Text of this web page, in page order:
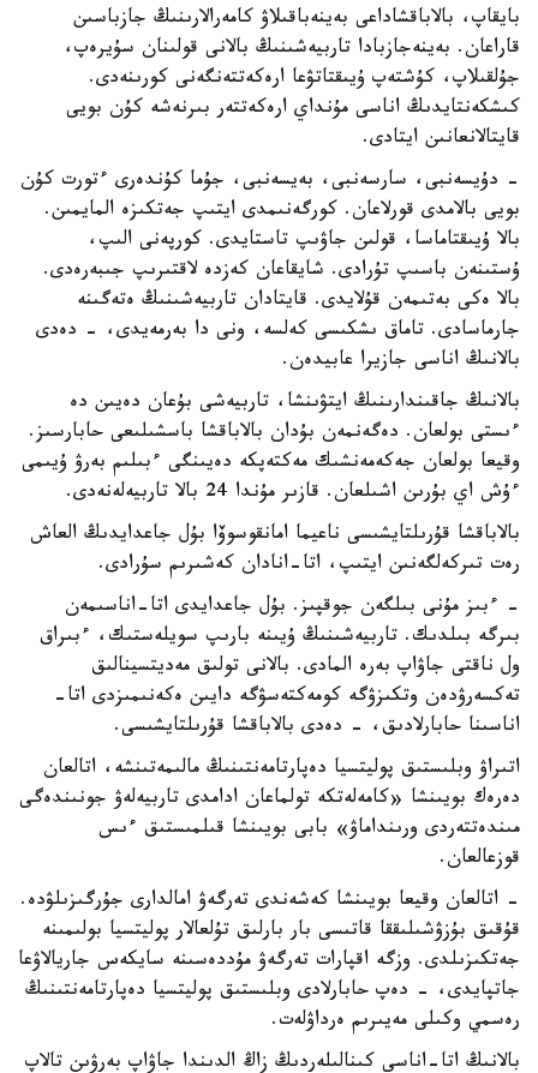
بايقاپ، بالاباقشاداعى بەينەباقىلاۋ كامەرالارىنىڭ جازباسىن
قاراعان. بەينەجازبادا تاربيەشىنىڭ بالانى قولىنان سۇيرەپ،
جۇلقىلاپ، كۇشتەپ ۇيىقتاتۋعا ارەكەتتەنگەنى كورىنەدى.
كىشكەنتايدىڭ اناسى مۇنداي ارەكەتتەر بىرنەشە كۇن بويى
قايتالانعانىن ايتادى.
- دۇيسەنبى، سارسەنبى، بەيسەنبى، جۇما كۇندەرى ءتورت كۇن
بويى بالامدى قورلاعان. كورگەنىمدى ايتىپ جەتكىزە المايمىن.
بالا ۇيىقتاماسا، قولىن جاۋىپ تاستايدى. كورپەنى الىپ،
ۇستىنەن باسىپ تۇرادى. شايقاعان كەزدە لاقتىرىپ جىبەرەدى.
بالا ەكى بەتىمەن قۇلايدى. قايتادان تاربيەشىنىڭ ەتەگىنە
جارماسادى. تاماق ىشكىسى كەلسە، ونى دا بەرمەيدى، - دەدى
بالانىڭ اناسى جازيرا عابيدەن.
بالانىڭ جاقىندارىنىڭ ايتۋىنشا، تاربيەشى بۇعان دەيىن دە
ءىستى بولعان. دەگەنمەن بۇدان بالاباقشا باسشىلىعى حابارسىز.
وقيعا بولعان جەكەمەنشىك مەكتەپكە دەيىنگى ءبىلىم بەرۋ ۇيىمى
ءۇش اي بۇرىن اشىلعان. قازىر مۇندا 24 بالا تاربيەلەنەدى.
بالاباقشا قۇرىلتايشىسى ناعيما امانقوسوۆا بۇل جاعدايدىڭ العاش
رەت تىركەلگەنىن ايتىپ، اتا-انادان كەشىرىم سۇرادى.
- ءبىز مۇنى بىلگەن جوقپىز. بۇل جاعدايدى اتا-اناسىمەن
بىرگە بىلدىك. تاربيەشىنىڭ ۇيىنە بارىپ سويلەستىك، ءبىراق
ول ناقتى جاۋاپ بەرە المادى. بالانى تولىق مەديتسينالىق
تەكسەرۋدەن وتكىزۋگە كومەكتەسۋگە دايىن ەكەنىمىزدى اتا-
اناسىنا حابارلادىق، - دەدى بالاباقشا قۇرىلتايشىسى.
اتىراۋ وبلىستىق پوليتسيا دەپارتامەنتىنىڭ مالىمەتىنشە، اتالعان
دەرەك بويىنشا «كامەلەتكە تولماعان ادامدى تاربيەلەۋ جونىندەگى
مىندەتتەردى ورىنداماۋ» بابى بويىنشا قىلمىستىق ءىس
قوزعالعان.
- اتالعان وقيعا بويىنشا كەشەندى تەرگەۋ امالدارى جۇرگىزىلۋدە.
قۇقىق بۇزۋشىلىققا قاتىسى بار بارلىق تۇلعالار پوليتسيا بولىمىنە
جەتكىزىلدى. وزگە اقپارات تەرگەۋ مۇددەسىنە سايكەس جاريالاۋعا
جاتپايدى، - دەپ حابارلادى وبلىستىق پوليتسيا دەپارتامەنتىنىڭ
رەسمي وكىلى مەيىرىم ەرداۋلەت.
بالانىڭ اتا-اناسى كىنالىلەردىڭ زاڭ الدىندا جاۋاپ بەرۋىن تالاپ